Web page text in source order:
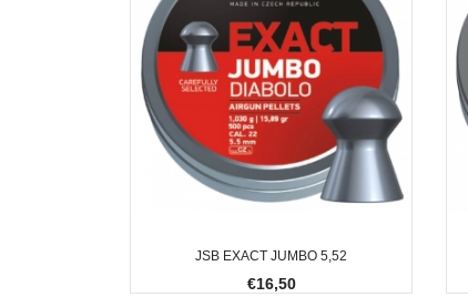
JSB EXACT JUMBO 5,52
€16,50